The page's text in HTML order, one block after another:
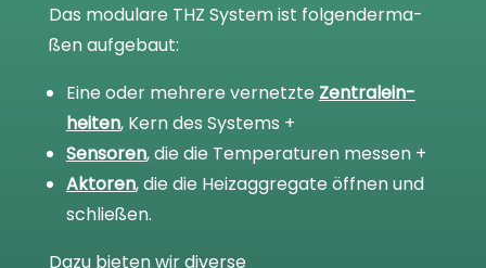
Das modu­lare THZ Sys­tem ist fol­gen­der­ma­
ßen auf­ge­baut:
Eine oder meh­rere ver­netzte Zen­tral­ein­
hei­ten, Kern des Sys­tems +
Sen­so­ren, die die Tem­pe­ra­tu­ren mes­sen +
Akto­ren, die die Heiz­ag­gre­gate öff­nen und
schlie­ßen.
Dazu bie­ten wir diverse